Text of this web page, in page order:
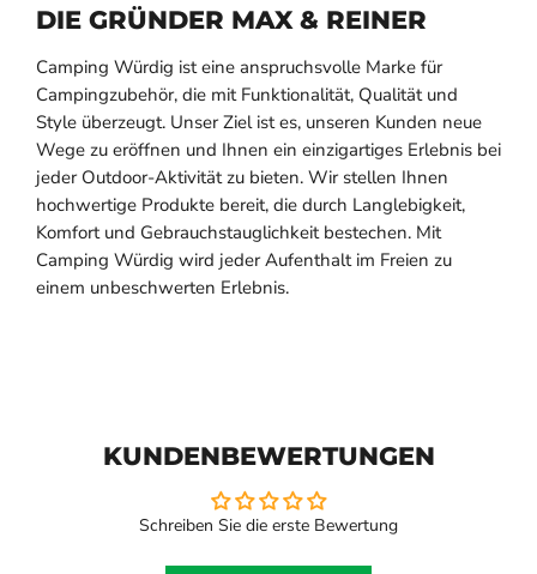
DIE GRÜNDER MAX & REINER
Camping Würdig ist eine anspruchsvolle Marke für
Campingzubehör, die mit Funktionalität, Qualität und
Style überzeugt. Unser Ziel ist es, unseren Kunden neue
Wege zu eröffnen und Ihnen ein einzigartiges Erlebnis bei
jeder Outdoor-Aktivität zu bieten. Wir stellen Ihnen
hochwertige Produkte bereit, die durch Langlebigkeit,
Komfort und Gebrauchstauglichkeit bestechen. Mit
Camping Würdig wird jeder Aufenthalt im Freien zu
einem unbeschwerten Erlebnis.
KUNDENBEWERTUNGEN
Schreiben Sie die erste Bewertung